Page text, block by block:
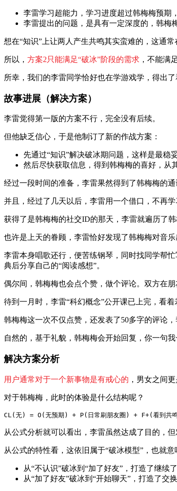
李雷学习超能力，学习进度超过韩梅梅预期
李雷提出的问题，是具有一定深度的，韩梅
想在“知识”上让两人产生共鸣其实蛮难的，这通
所以， 方案2只能满足“破冰”阶段的需求 ，不能满
所幸，我们的李雷同学恰好也在学游戏学，得出
故事进展（解决方案）
李雷觉得第一版的方案不行，完全没有后续。
但他缺乏信心，于是他制订了新的作战方案：
先通过“知识”解决破冰期问题，这样是最稳妥
然后尽快获取信息，得到韩梅梅的喜好，从
经过一段时间的准备，李雷果然得到了韩梅梅的
并且，经过了几天以后，李雷用一个借口，不再
获得了是韩梅梅的社交ID的那天，李雷就遍历了
也许是上天的眷顾，李雷恰好发现了韩梅梅对音
李雷本身唱歌还行，便苦练钢琴，同时找同学帮
典后分享自己的“阅读感想”。
偶尔间，韩梅梅也会点个赞，做个评论。双方在朋
待到一月时，李雷“科幻概念”公开课已上完，看
韩梅梅这一次不仅点赞，还发表了50多字的评论，
自然的，基于礼貌，韩梅梅会开始回复，你一句
解决方案分析
用户通常对于一个新事物是有戒心的 ，男女之间
对于韩梅梅，此时的体验是什么结构呢？
CL(无) = O(无预期) + P(日常刷朋友圈) + F+(看到共
从公式分析就可以看出，李雷虽然达成了目的，
从公式的特性看，这依旧属于“破冰模型”，也就
从“不认识”破冰到“加了好友”，打造了继续
从“加了好友”破冰到“开始聊天”，打造了交